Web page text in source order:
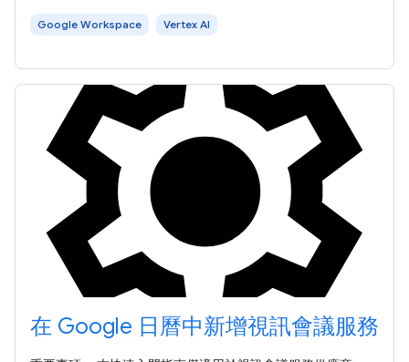
Google Workspace Vertex AI
在 Google 日曆中新增視訊會議服務